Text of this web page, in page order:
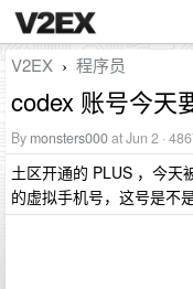
V2EX › 程序员
codex 账号今天
By monsters000at Jun 2 ·
土区开通的 PLUS ，今天
的虚拟手机号，这号是不